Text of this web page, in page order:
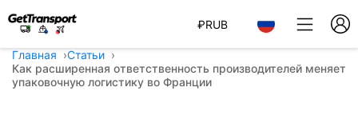
₽RUB
Главная
Статьи
Как расширенная ответственность производителей меняет
упаковочную логистику во Франции